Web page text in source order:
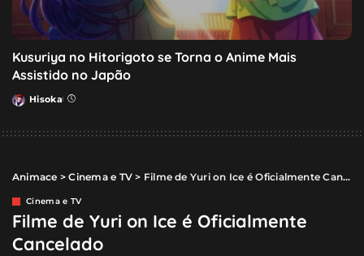
Kusuriya no Hitorigoto se Torna o Anime Mais
Assistido no Japão
Posted
Hisoka
Animace >Cinema e TV > Filme de Yuri on Ice é Oficialmente Cancelado
Cinema e TV
Filme de Yuri on Ice é Oficialmente
Cancelado